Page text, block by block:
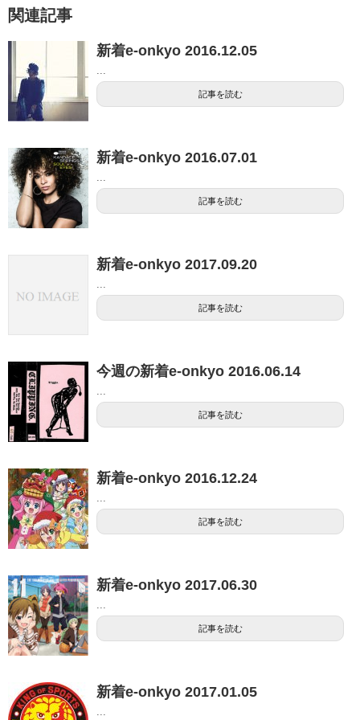
関連記事
新着e-onkyo 2016.12.05
記事を読む
新着e-onkyo 2016.07.01
記事を読む
新着e-onkyo 2017.09.20
記事を読む
今週の新着e-onkyo 2016.06.14
記事を読む
新着e-onkyo 2016.12.24
記事を読む
新着e-onkyo 2017.06.30
記事を読む
新着e-onkyo 2017.01.05